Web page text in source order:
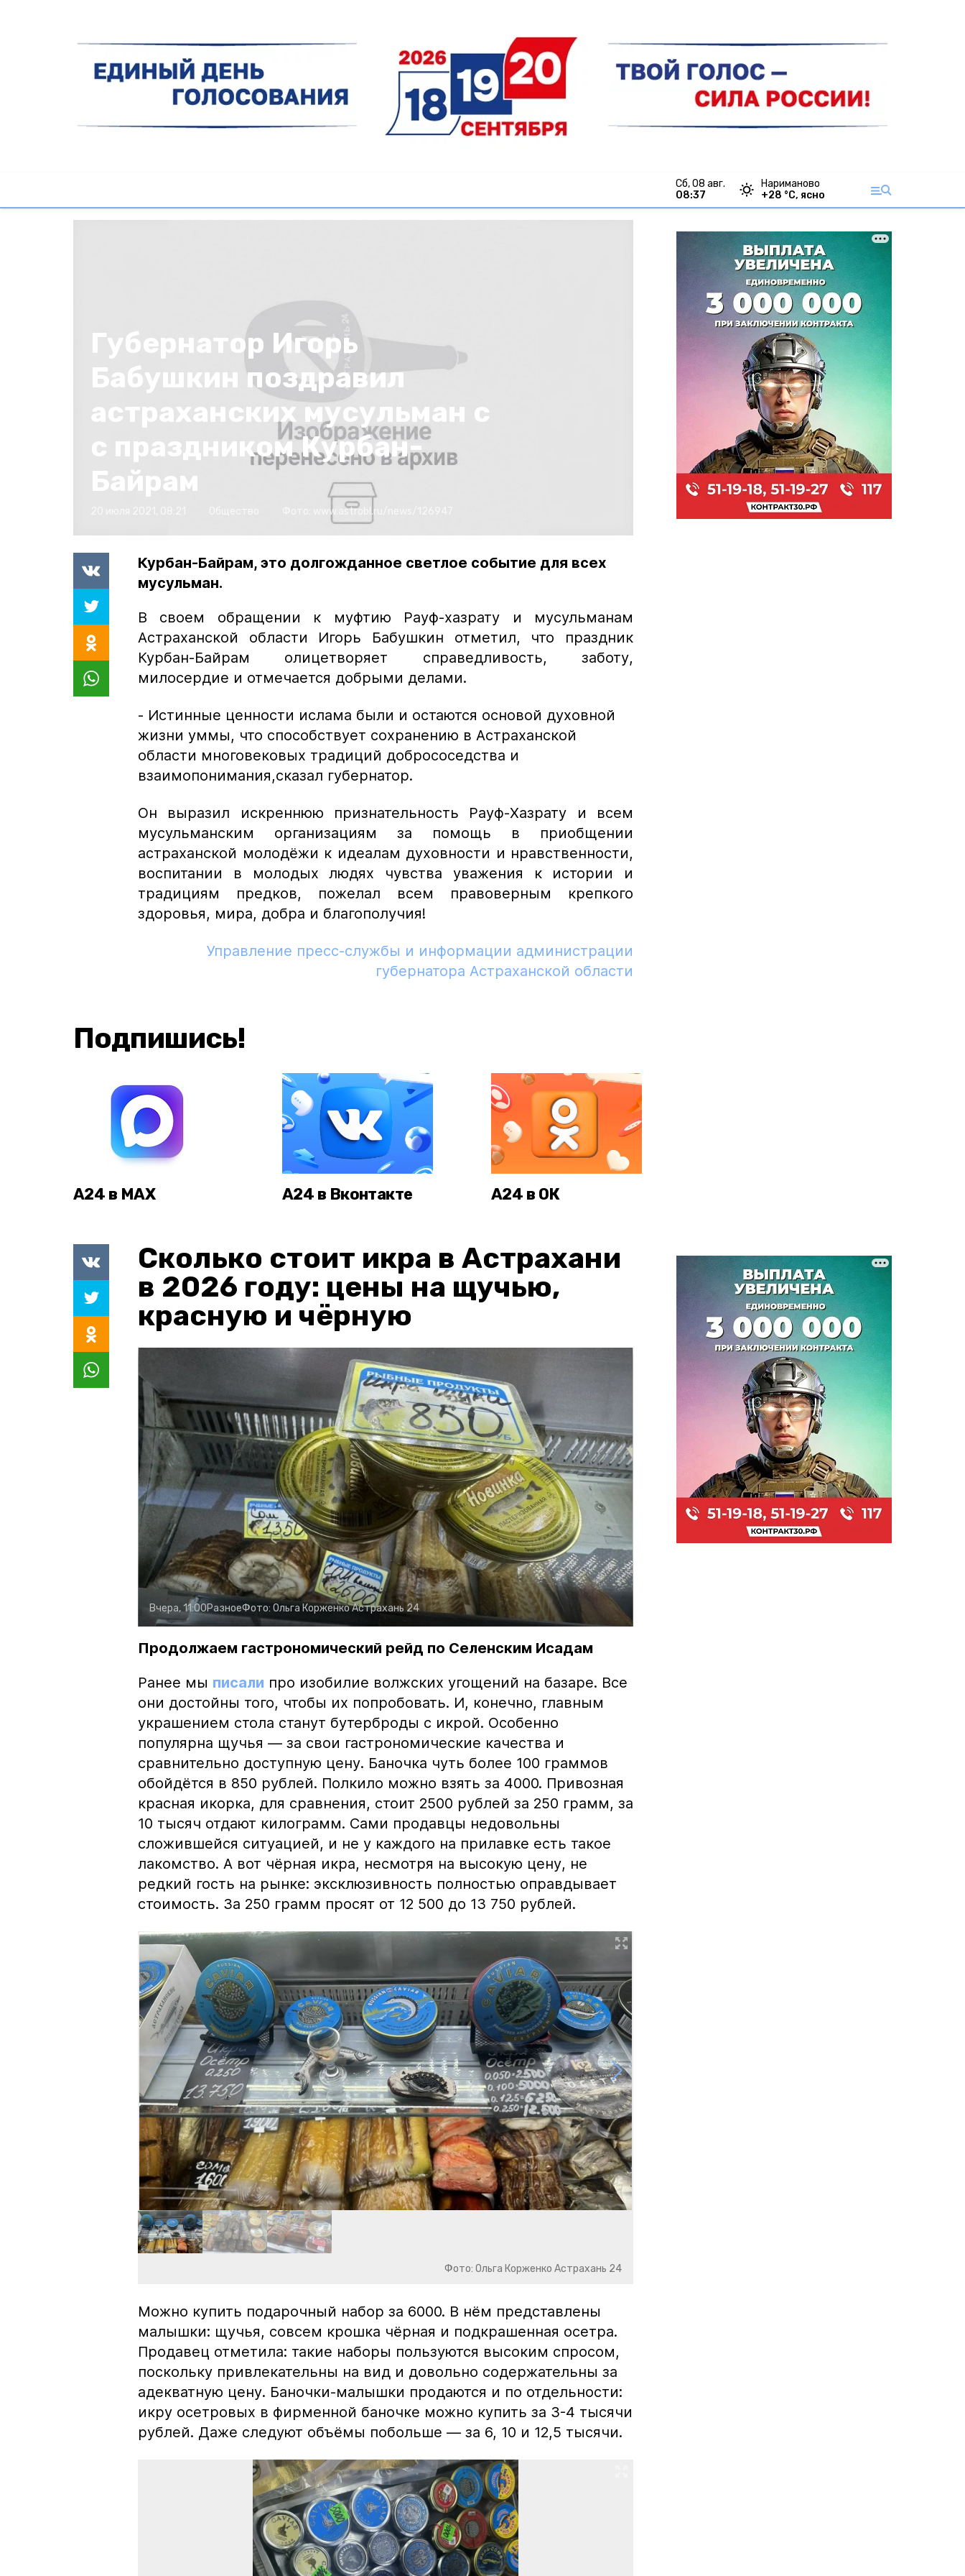
сб, 08 авг.
08:37
Нариманово
+28 °С, ясно
Губернатор Игорь
Бабушкин поздравил
астраханских мусульман с
с праздником Курбан-
Байрам
www.astrobl.ru/news/126947
Курбан-Байрам, это долгожданное светлое событие для всех
мусульман.
В своем обращении к муфтию Рауф-хазрату и мусульманам
Астраханской области Игорь Бабушкин отметил, что праздник
Курбан-Байрам олицетворяет справедливость, заботу,
милосердие и отмечается добрыми делами.
- Истинные ценности ислама были и остаются основой духовной
жизни уммы, что способствует сохранению в Астраханской
области многовековых традиций добрососедства и
взаимопонимания,сказал губернатор.
Он выразил искреннюю признательность Рауф-Хазрату и всем
мусульманским организациям за помощь в приобщении
астраханской молодёжи к идеалам духовности и нравственности,
воспитании в молодых людях чувства уважения к истории и
традициям предков, пожелал всем правоверным крепкого
здоровья, мира, добра и благополучия!
Управление пресс-службы и информации администрации
губернатора Астраханской области
Подпишись!
А24 в MAX А24 в Вконтакте А24 в ОК
Сколько стоит икра в Астрахани
в 2026 году: цены на щучью,
красную и чёрную
Вчера, 11:00РазноеФото: Ольга КорженкоАстрахань 24
Продолжаем гастрономический рейд по Селенским Исадам
Ранее мы писали про изобилие волжских угощений на базаре. Все
они достойны того, чтобы их попробовать. И, конечно, главным
украшением стола станут бутерброды с икрой. Особенно
популярна щучья — за свои гастрономические качества и
сравнительно доступную цену. Баночка чуть более 100 граммов
обойдётся в 850 рублей. Полкило можно взять за 4000. Привозная
красная икорка, для сравнения, стоит 2500 рублей за 250 грамм, за
10 тысяч отдают килограмм. Сами продавцы недовольны
сложившейся ситуацией, и не у каждого на прилавке есть такое
лакомство. А вот чёрная икра, несмотря на высокую цену, не
редкий гость на рынке: эксклюзивность полностью оправдывает
стоимость. За 250 грамм просят от 12 500 до 13 750 рублей.
Фото: Ольга Корженко Астрахань 24
Можно купить подарочный набор за 6000. В нём представлены
малышки: щучья, совсем крошка чёрная и подкрашенная осетра.
Продавец отметила: такие наборы пользуются высоким спросом,
поскольку привлекательны на вид и довольно содержательны за
адекватную цену. Баночки-малышки продаются и по отдельности:
икру осетровых в фирменной баночке можно купить за 3-4 тысячи
рублей. Даже следуют объёмы побольше — за 6, 10 и 12,5 тысячи.